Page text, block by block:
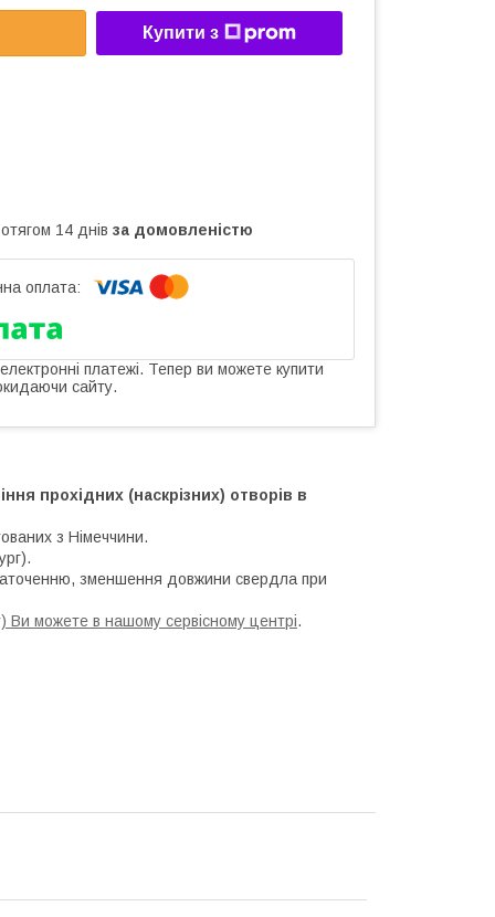
Купити з
14 днів за домовленістю
платежі. Тепер ви можете купити
сайту.
прохідних (наскрізних) отворів в
з Німеччини.
зменшення довжини свердла при
Ви можете в нашому сервісному центрі.